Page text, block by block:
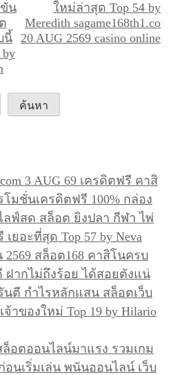
น
นี้
by
ใหม่ล่าสุด Top 54 by
Meredith sagame168th1.co
20 AUG 2569 casino online
3 AUG 69 เครดิตฟรี คาสิ
มชั่นเครดิตฟรี 100% กล่อง
ลฟ์สด สล็อต ยิงปลา กีฬา ไพ่
ยอะที่สุด Top 57 by Neva
สล็อต168 คาสิโนครบ
ฝากไม่ถึงร้อย ได้สอยตังแน่
ตี กำไรหลักแสน สล็อตเว็บ
าของใหม่ Top 19 by Hilario
อตออนไลน์มาแรง รวมเกม
นเริ่มเล่น พนันออนไลน์ เว็บ